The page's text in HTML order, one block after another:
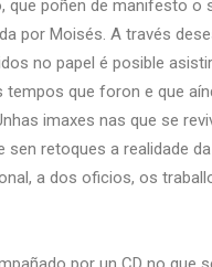
que poñen de manifesto o
por Moisés. A través
no papel é posible
tempos que foron e que
imaxes nas que se
sen retoques a realidade
a dos oficios, os